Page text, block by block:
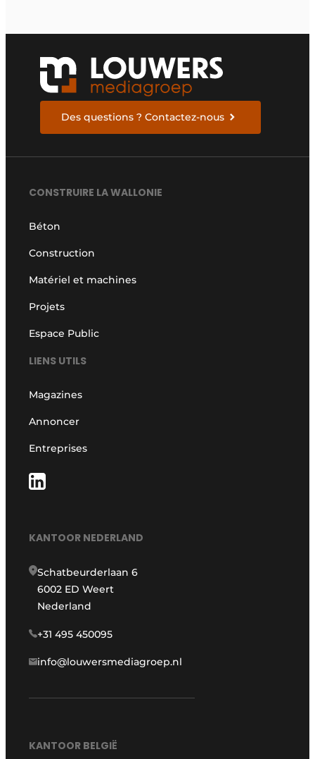
Des questions ? Contactez-nous
CONSTRUIRE LA WALLONIE
Béton
Construction
Matériel et machines
Projets
Espace Public
LIENS UTILS
Magazines
Annoncer
Entreprises
KANTOOR NEDERLAND
Schatbeurderlaan 6
6002 ED Weert
Nederland
+31 495 450095
info@louwersmediagroep.nl
KANTOOR BELGIË